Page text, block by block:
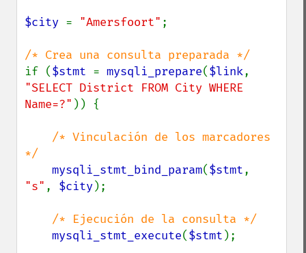
$city = "Amersfoort" ;
if ($stmt = mysqli_prepare($link
"SELECT District FROM City WHERE
Name=?" )) {
/* Vinculación de los marcadores
*/
mysqli_stmt_bind_param($stmt
"s" , $city);
/* Ejecución de la consulta */
mysqli_stmt_execute($stmt );